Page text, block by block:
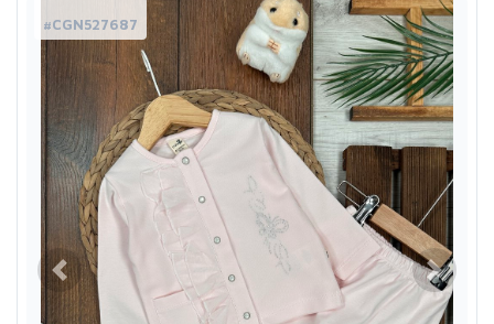
#CGN527687